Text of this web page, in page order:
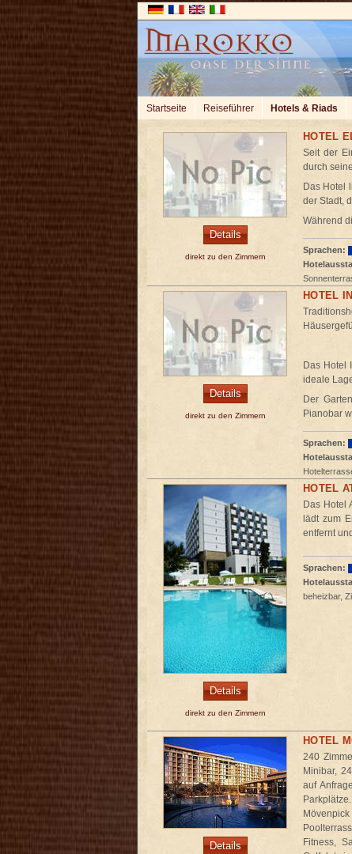
Startseite Reiseführer Hotels & Riads
Details
direkt zu den Zimmern
HOTEL
Seit der
durch
Das Hotel
der Stadt,
Während
Sprachen:
Details
direkt zu den Zimmern
HOTEL
Das Hotel
ideale
Der
Pianobar
Sprachen:
Details
direkt zu den Zimmern
HOTEL
Das Hotel
lädt zum
entfernt
Sprachen:
beheizbar,
Details
HOTEL
240
Minibar,
auf
Parkplätze.
Fitness,